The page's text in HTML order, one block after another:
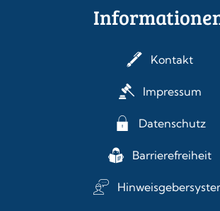
Kontakt
Impressum
Datenschutz
Barrierefreiheit